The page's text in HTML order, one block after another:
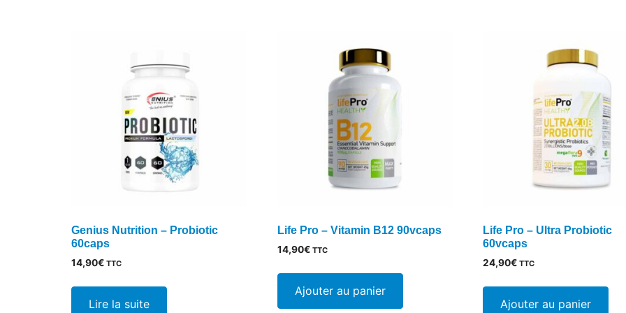
Genius Nutrition – Probiotic
60caps
14,90€ TTC
Lire la suite
Life Pro – Vitamin B12 90vcaps
14,90€ TTC
Ajouter au panier
Life Pro – Ultra Probiotic
60vcaps
24,90€ TTC
Ajouter au panier